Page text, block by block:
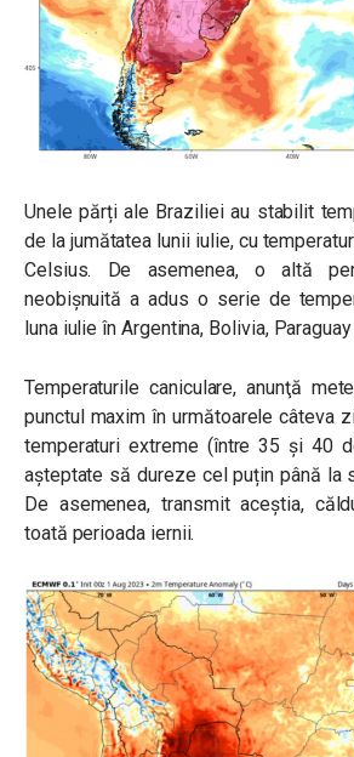
Unele părți ale Braziliei au stabilit
de la jumătatea lunii iulie, cu
Celsius. De asemenea, o altă
neobișnuită a adus o serie de
luna iulie în Argentina, Bolivia, Paraguay
Temperaturile caniculare, anunţă
punctul maxim în următoarele câteva
temperaturi extreme (între 35 şi 40
așteptate să dureze cel puțin până la
De asemenea, transmit aceștia,
toată perioada iernii.